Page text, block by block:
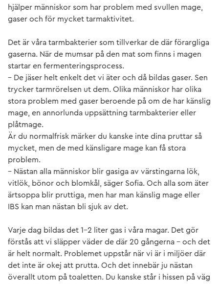
hjälper människor som har problem med svullen mage,
gaser och för mycket tarmaktivitet.
Det är våra tarmbakterier som tillverkar de där förargliga
gaserna. När de mumsar på den mat som finns i magen
startar en fermenteringsprocess.
– De jäser helt enkelt det vi äter och då bildas gaser. Sen
trycker tarmrörelsen ut dem. Olika människor har olika
stora problem med gaser beroende på om de har känslig
mage, en annorlunda uppsättning tarmbakterier eller
plåtmage.
Är du normalfrisk märker du kanske inte dina pruttar så
mycket, men de med känsligare mage kan få stora
problem.
– Nästan alla människor blir gasiga av värstingarna lök,
vitlök, bönor och blomkål, säger Sofia. Och alla som äter
ärtsoppa blir pruttiga, men har man känslig mage eller
IBS kan man nästan bli sjuk av det.
Varje dag bildas det 1–2 liter gas i våra magar. Det gör
förstås att vi släpper väder de där 20 gångerna – och det
är helt normalt. Problemet uppstår när vi är i miljöer där
det inte är okej att prutta. Och det innebär ju nästan
överallt utom på toaletten. Du kanske står i hissen på väg